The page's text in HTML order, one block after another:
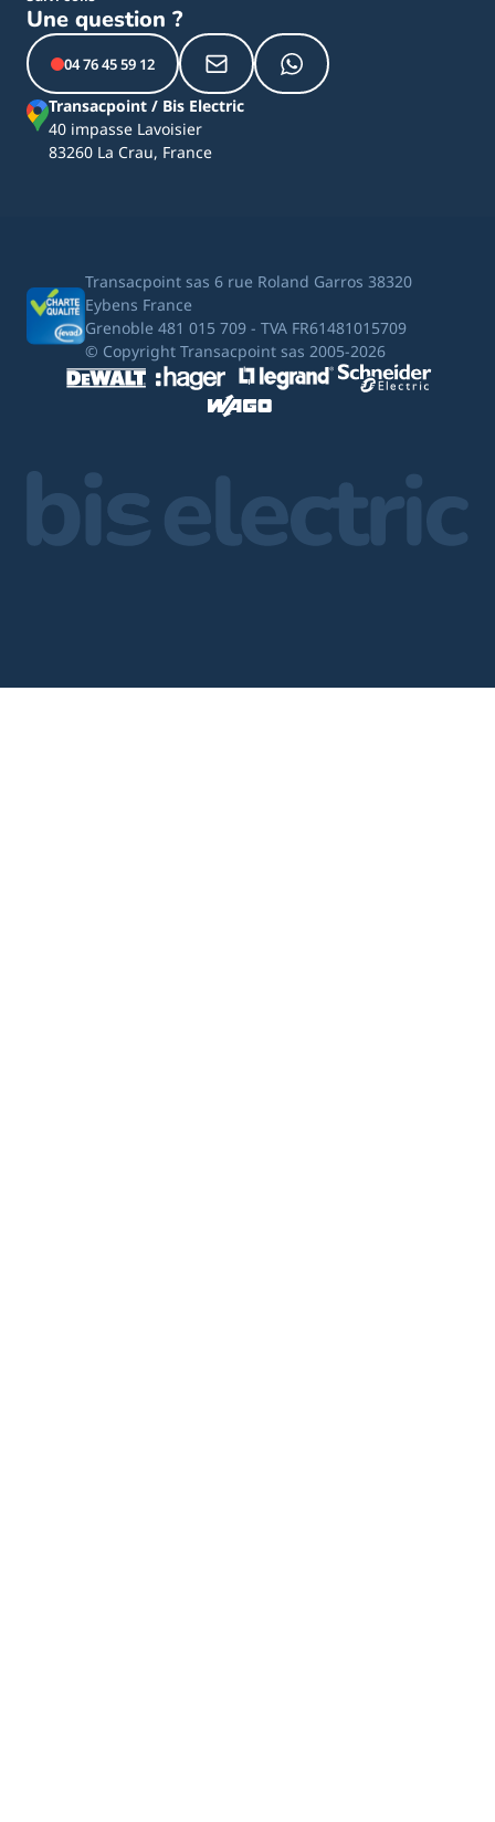
Une question ?
04 76 45 59 12
Transacpoint / Bis Electric
40 impasse Lavoisier
83260 La Crau, France
Transacpoint sas 6 rue Roland Garros 38320
Eybens France
Grenoble 481 015 709 - TVA FR61481015709
© Copyright Transacpoint sas 2005-2026